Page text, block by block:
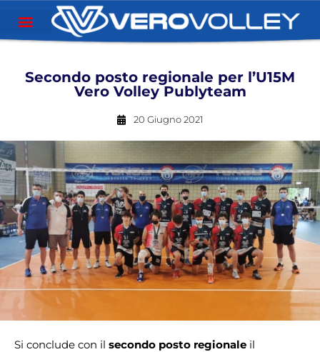
Secondo posto regionale per l’U15M
Vero Volley Publyteam
20 Giugno 2021
Si conclude con il secondo posto regionale il